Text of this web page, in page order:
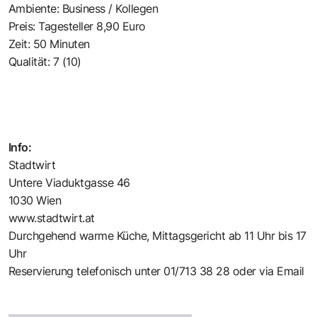
Ambiente: Business / Kollegen
Preis: Tagesteller 8,90 Euro
Zeit: 50 Minuten
Qualität: 7 (10)
Info:
Stadtwirt
Untere Viaduktgasse 46
1030 Wien
www.stadtwirt.at
Durchgehend warme Küche, Mittagsgericht ab 11 Uhr bis 17
Uhr
Reservierung telefonisch unter 01/713 38 28 oder via Email